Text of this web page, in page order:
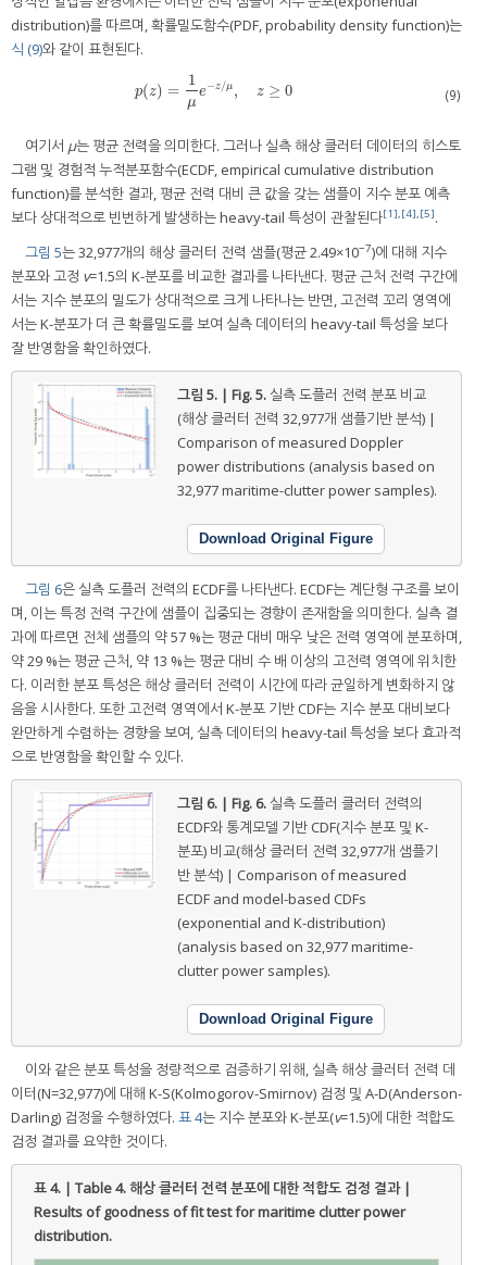
distribution)를 따르며, 확률밀도함수(PDF, probability density function)는
식 (9)와 같이 표현된다.
p(z) =
1
μ
e−z/μ , z ≥ 0
p z)= 1μe−z/μ, z≥ 0 (9)
여기서 μ는 평균 전력을 의미한다. 그러나 실측 해상 클러터 데이터의 히스토
그램 및 경험적 누적분포함수(ECDF, empirical cumulative distribution
function)를 분석한 결과, 평균 전력 대비 큰 값을 갖는 샘플이 지수 분포 예측
보다 상대적으로 빈번하게 발생하는 heavy-tail 특성이 관찰된다[1],[4],[5].
그림 5는 32,977개의 해상 클러터 전력 샘플(평균 2.49×10−7)에 대해 지수
분포와 고정 v=1.5의 K-분포를 비교한 결과를 나타낸다. 평균 근처 전력 구간에
서는 지수 분포의 밀도가 상대적으로 크게 나타나는 반면, 고전력 꼬리 영역에
서는 K-분포가 더 큰 확률밀도를 보여 실측 데이터의 heavy-tail 특성을 보다
잘 반영함을 확인하였다.
그림 5. | Fig. 5. 실측 도플러 전력 분포 비교
(해상 클러터 전력 32,977개 샘플기반 분석) |
Comparison of measured Doppler
power distributions (analysis based on
32,977 maritime-clutter power samples).
Download Original Figure
그림 6은 실측 도플러 전력의 ECDF를 나타낸다. ECDF는 계단형 구조를 보이
며, 이는 특정 전력 구간에 샘플이 집중되는 경향이 존재함을 의미한다. 실측 결
과에 따르면 전체 샘플의 약 57 %는 평균 대비 매우 낮은 전력 영역에 분포하며,
약 29 %는 평균 근처, 약 13 %는 평균 대비 수 배 이상의 고전력 영역에 위치한
다. 이러한 분포 특성은 해상 클러터 전력이 시간에 따라 균일하게 변화하지 않
음을 시사한다. 또한 고전력 영역에서 K-분포 기반 CDF는 지수 분포 대비보다
완만하게 수렴하는 경향을 보여, 실측 데이터의 heavy-tail 특성을 보다 효과적
으로 반영함을 확인할 수 있다.
그림 6. | Fig. 6. 실측 도플러 클러터 전력의
ECDF와 통계모델 기반 CDF(지수 분포 및 K-
분포) 비교(해상 클러터 전력 32,977개 샘플기
반 분석) | Comparison of measured
ECDF and model-based CDFs
(exponential and K-distribution)
(analysis based on 32,977 maritime-
clutter power samples).
Download Original Figure
이와 같은 분포 특성을 정량적으로 검증하기 위해, 실측 해상 클러터 전력 데
이터(N=32,977)에 대해 K-S(Kolmogorov-Smirnov) 검정 및 A-D(Anderson-
Darling) 검정을 수행하였다. 표 4는 지수 분포와 K-분포(v=1.5)에 대한 적합도
검정 결과를 요약한 것이다.
표 4. | Table 4.해상 클러터 전력 분포에 대한 적합도 검정 결과 |
Results of goodness of fit test for maritime clutter power
distribution.